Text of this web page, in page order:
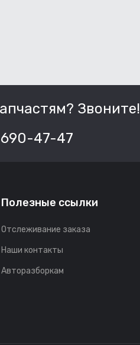
Звоните!
47-47
Полезные ссылки
Отслеживание заказа
Наши контакты
Авторазборкам